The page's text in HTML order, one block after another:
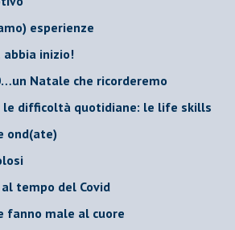
esperienze
abbia inizio!
Natale che ricorderemo
le difficoltà quotidiane: le life skills
ond(ate)
tempo del Covid
fanno male al cuore